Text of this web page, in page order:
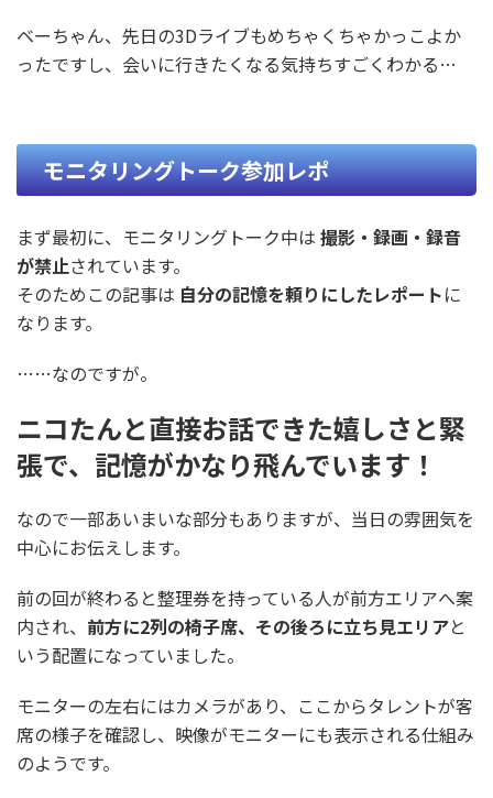
ベーちゃん、先日の3Dライブもめちゃくちゃかっこよか
ったですし、会いに行きたくなる気持ちすごくわかる…
モニタリングトーク参加レポ
まず最初に、モニタリングトーク中は 撮影・録画・録音
が禁止されています。
そのためこの記事は 自分の記憶を頼りにしたレポートに
なります。
……なのですが。
ニコたんと直接お話できた嬉しさと緊
張で、記憶がかなり飛んでいます！
なので一部あいまいな部分もありますが、当日の雰囲気を
中心にお伝えします。
前の回が終わると整理券を持っている人が前方エリアへ案
内され、 前方に2列の椅子席、その後ろに立ち見エリアと
いう配置になっていました。
モニターの左右にはカメラがあり、ここからタレントが客
席の様子を確認し、映像がモニターにも表示される仕組み
のようです。